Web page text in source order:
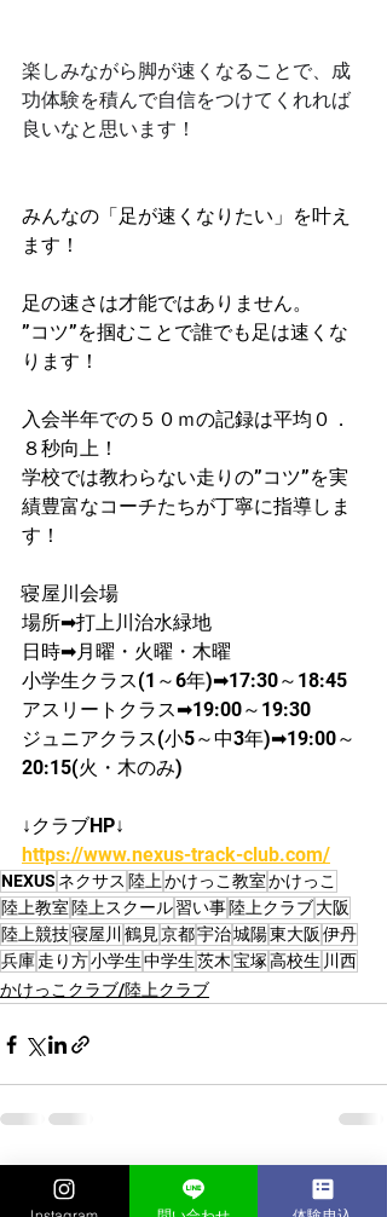
楽しみながら脚が速くなることで、成
功体験を積んで自信をつけてくれれば
良いなと思います！
みんなの「足が速くなりたい」を叶え
ます！
足の速さは才能ではありません。
”コツ”を掴むことで誰でも足は速くな
ります！
入会半年での５０ｍの記録は平均０．
８秒向上！​
学校では教わらない走りの”コツ”を実
績豊富なコーチたちが丁寧に指導しま
す！
寝屋川会場
​場所➡打上川治水緑地
日時➡月曜・火曜・木曜
​小学生クラス(1～6年)➡17:30～18:45
​アスリートクラス➡19:00～19:30
ジュニアクラス(小5～中3年)➡19:00～
20:15(火・木のみ)
↓クラブHP↓
https://www.nexus-track-club.com/
NEXUS ネクサス 陸上かけっこ教室かけっこ
陸上教室 陸上スクール習い事陸上クラブ大阪
陸上競技寝屋川 鶴見京都宇治城陽東大阪 伊丹
兵庫走り方小学生中学生茨木宝塚高校生 川西
かけっこクラブ/陸上クラブ
最新記事 すべて表示